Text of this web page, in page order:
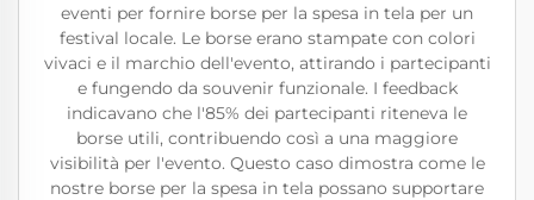
eventi per fornire borse per la spesa in tela per un
festival locale. Le borse erano stampate con colori
vivaci e il marchio dell'evento, attirando i partecipanti
e fungendo da souvenir funzionale. I feedback
indicavano che l'85% dei partecipanti riteneva le
borse utili, contribuendo così a una maggiore
visibilità per l'evento. Questo caso dimostra come le
nostre borse per la spesa in tela possano supportare